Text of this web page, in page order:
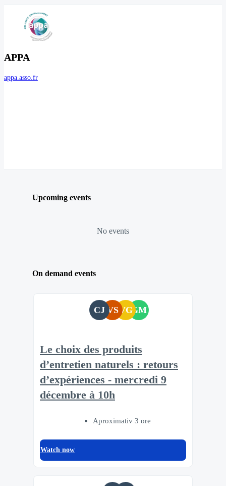
APPA
appa.asso.fr
Upcoming events
No events
On demand events
CJ VS VGGM
Le choix des produits
d’entretien naturels : retours
d’expériences - mercredi 9
décembre à 10h
Aproximativ 3 ore
Watch now